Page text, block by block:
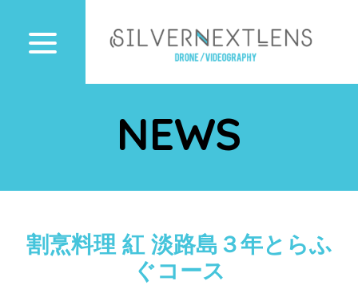
NEWS
割烹料理 紅 淡路島３年とらふ
ぐコース